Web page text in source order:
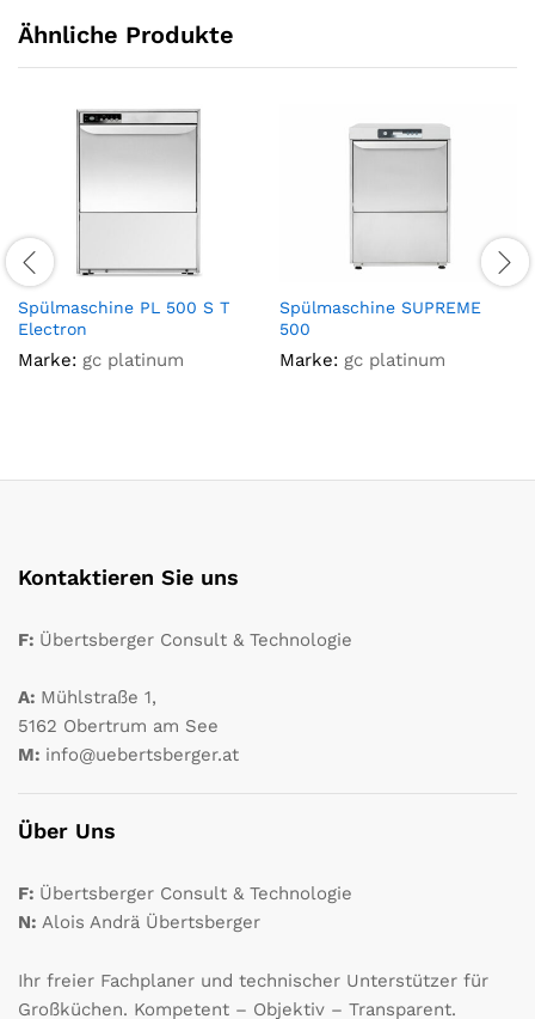
Ähnliche Produkte
Spülmaschine PL 500 S T
Electron
Marke: gc platinum
Spülmaschine SUPREME
500
Marke: gc platinum
Kontaktieren Sie uns
F: Übertsberger Consult & Technologie
A: Mühlstraße 1,
5162 Obertrum am See
M: info@uebertsberger.at
Über Uns
F: Übertsberger Consult & Technologie
N: Alois Andrä Übertsberger
Ihr freier Fachplaner und technischer Unterstützer für
Großküchen. Kompetent – Objektiv – Transparent.